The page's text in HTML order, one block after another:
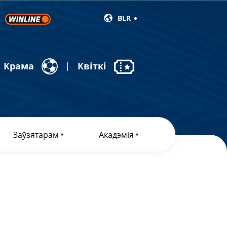
BLR
Крама Квіткі
Заўзятарам Акадэмія